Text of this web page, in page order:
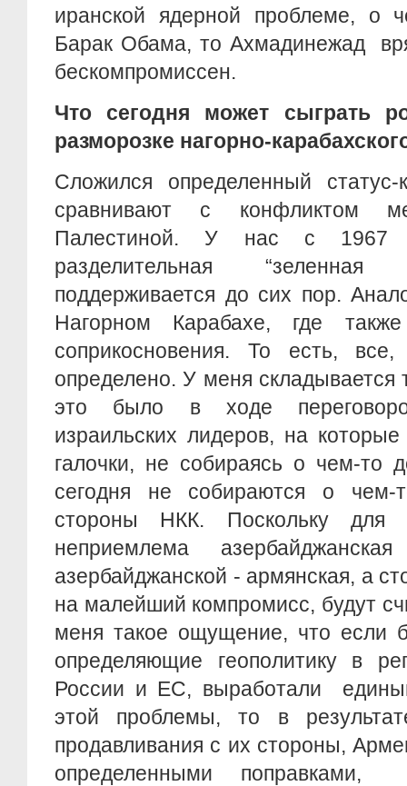
иранской ядерной проблеме, о
Барак Обама, то Ахмадинежад
бескомпромиссен.
Что сегодня может сыграть
разморозке нагорно-
Сложился определенный
сравнивают с конфликтом
Палестиной. У нас с 1967
разделительная
поддерживается до сих пор.
Нагорном Карабахе, где
соприкосновения. То есть,
определено. У меня складывается
это было в ходе
израильских лидеров, на
галочки, не собираясь о чем-то
сегодня не собираются о чем-
стороны НКК. Поскольку для
неприемлема
азербайджанской - армянская, а
на малейший компромисс, будут
меня такое ощущение, что если
определяющие геополитику в
России и ЕС, выработали
этой проблемы, то в
продавливания с их стороны,
определенными